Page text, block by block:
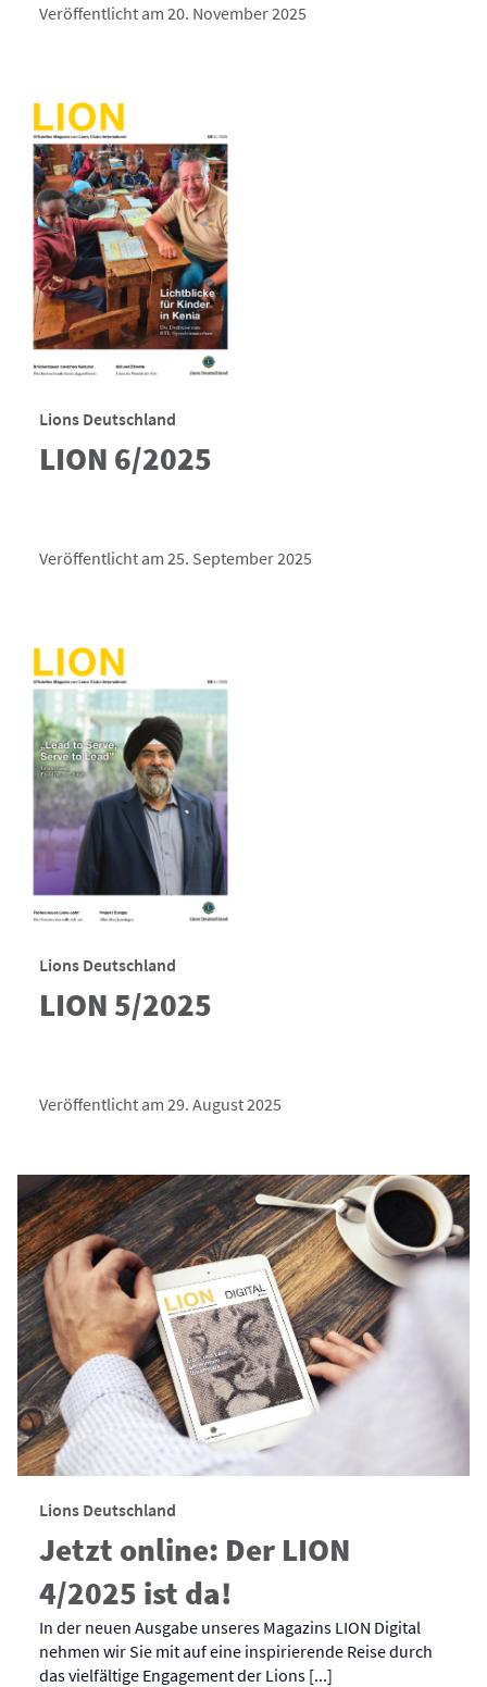
Veröffentlicht am 20. November 2025
Lions Deutschland
LION 6/2025
Veröffentlicht am 25. September 2025
Lions Deutschland
LION 5/2025
Veröffentlicht am 29. August 2025
Lions Deutschland
Jetzt online: Der LION
4/2025 ist da!
In der neuen Ausgabe unseres Magazins LION Digital
nehmen wir Sie mit auf eine inspirierende Reise durch
das vielfältige Engagement der Lions [...]